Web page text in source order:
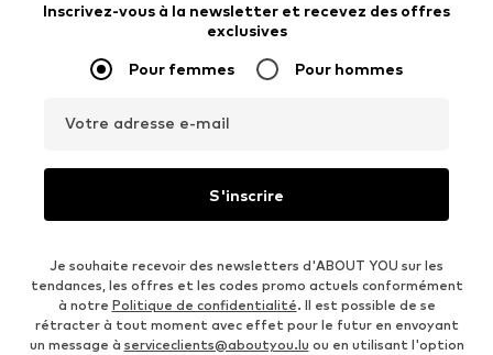
Inscrivez-vous à la newsletter et recevez des offres
exclusives
Pour femmes Pour hommes
Votre adresse e-mail
S'inscrire
Je souhaite recevoir des newsletters d'ABOUT YOU sur les
tendances, les offres et les codes promo actuels conformément
à notre Politique de confidentialité. Il est possible de se
rétracter à tout moment avec effet pour le futur en envoyant
un message à serviceclients@aboutyou.lu ou en utilisant l'option